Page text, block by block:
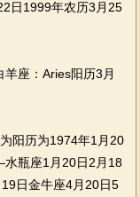
日1999年农历3月25
座：Aries阳历3月
阳历为1974年1月20
瓶座1月20日2月18
日金牛座4月20日5